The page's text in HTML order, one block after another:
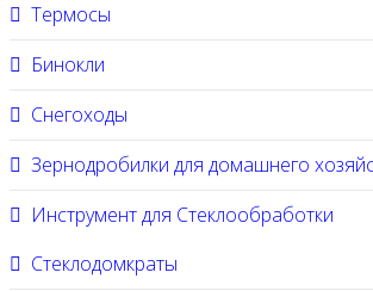
Термосы
Бинокли
Снегоходы
Зернодробилки для домашнего
Инструмент для Стеклообработки
Стеклодомкраты